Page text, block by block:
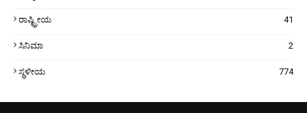
ರಾಷ್ಟ್ರೀಯ 41
ಸಿನಿಮಾ 2
ಸ್ಥಳೀಯ 774